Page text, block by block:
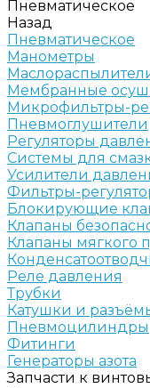
Пневматическое
Назад
Пневматическое
Манометры
Мембранные
Микрофильтры-
Пневмоглушители
Регуляторы
Системы для
Усилители
Фильтры-
Блокирующие
Клапаны
Клапаны мягкого
Реле давления
Трубки
Катушки и
Пневмоцилиндры
Фитинги
Генераторы азота
Запчасти к